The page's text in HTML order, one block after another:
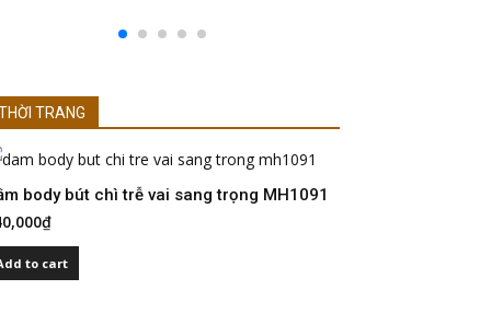
TRANG
body bút chì trễ vai sang trọng MH1091
₫
to cart